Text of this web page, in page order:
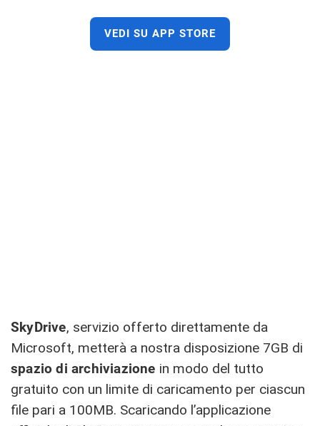
VEDI SU APP STORE
SkyDrive, servizio offerto direttamente da
Microsoft, metterà a nostra disposizione 7GB di
spazio di archiviazione in modo del tutto
gratuito con un limite di caricamento per ciascun
file pari a 100MB. Scaricando l’applicazione